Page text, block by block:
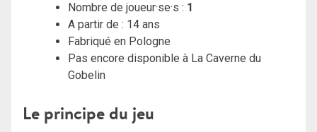
Nombre de joueur·se·s : 1
A partir de : 14 ans
Fabriqué en Pologne
Pas encore disponible à La Caverne du
Gobelin
Le principe du jeu